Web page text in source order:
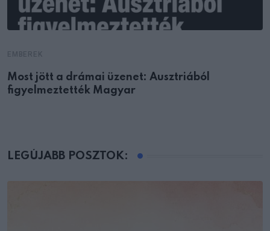
Most jött a drámai üzenet: Ausztriából
figyelmeztették Magyar
LEGÚJABB POSZTOK: